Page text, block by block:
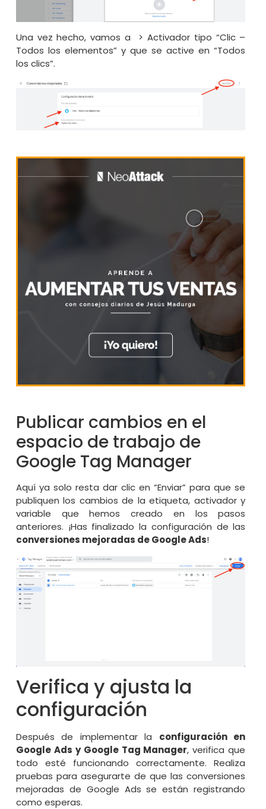
Una vez hecho, vamos a > Activador tipo “Clic –
Todos los elementos” y que se active en “Todos
los clics”.
Publicar cambios en el
espacio de trabajo de
Google Tag Manager
Aquí ya solo resta dar clic en “Enviar” para que se
publiquen los cambios de la etiqueta, activador y
variable que hemos creado en los pasos
anteriores. ¡Has finalizado la configuración de las
conversiones mejoradas de Google Ads!
Verifica y ajusta la
configuración
Después de implementar la configuración en
Google Ads y Google Tag Manager, verifica que
todo esté funcionando correctamente. Realiza
pruebas para asegurarte de que las conversiones
mejoradas de Google Ads se están registrando
como esperas.